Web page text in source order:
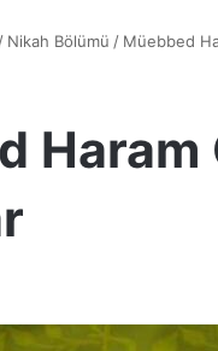
/ Nikah Bölümü / Müebbed